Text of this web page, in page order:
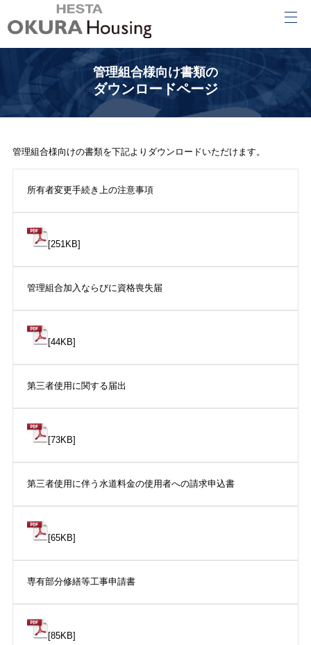
管理組合様向け書類の
ダウンロードページ
管理組合様向けの書類を下記よりダウンロードいただけます。
所有者変更手続き上の注意事項
[251KB]
管理組合加入ならびに資格喪失届
[44KB]
第三者使用に関する届出
[73KB]
第三者使用に伴う水道料金の使用者への請求申込書
[65KB]
専有部分修繕等工事申請書
[85KB]